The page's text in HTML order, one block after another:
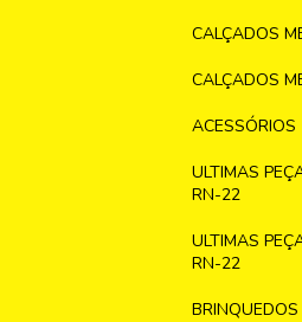
CALÇADOS
CALÇADOS
ACESSÓRIOS
ULTIMAS
RN-22
ULTIMAS
RN-22
BRINQUEDOS